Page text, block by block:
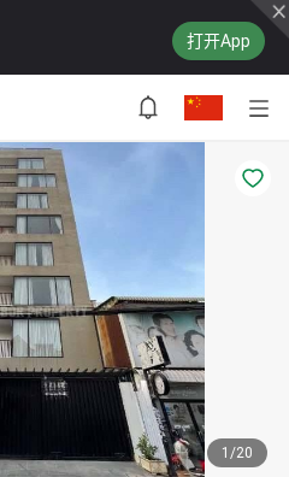
打开App
1/20